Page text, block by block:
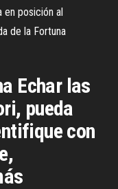
en posición al
de la Fortuna
Echar las
pueda
con